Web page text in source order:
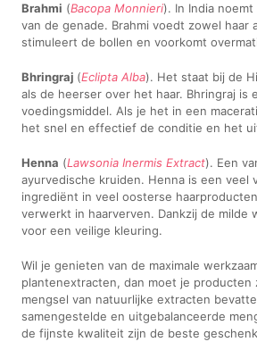
Brahmi (Bacopa Monnieri). In India
van de genade. Brahmi voedt zowel haar
stimuleert de bollen en voorkomt
Bhringraj (Eclipta Alba). Het staat bij de
als de heerser over het haar. Bhringraj is
voedingsmiddel. Als je het in een
het snel en effectief de conditie en het
Henna (Lawsonia Inermis Extract). Een
ayurvedische kruiden. Henna is een veel
ingrediënt in veel oosterse
verwerkt in haarverven. Dankzij de milde
voor een veilige kleuring.
Wil je genieten van de maximale
plantenextracten, dan moet je producten
mengsel van natuurlijke extracten
samengestelde en uitgebalanceerde
de fijnste kwaliteit zijn de beste